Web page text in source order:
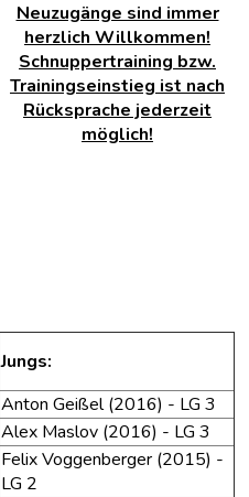
Neuzugänge sind immer
herzlich Willkommen!
Schnuppertraining bzw.
Trainingseinstieg ist nach
Rücksprache jederzeit
möglich!
Jungs:
Anton Geißel (2016) - LG 3
Alex Maslov (2016) - LG 3
Felix Voggenberger (2015) -
LG 2